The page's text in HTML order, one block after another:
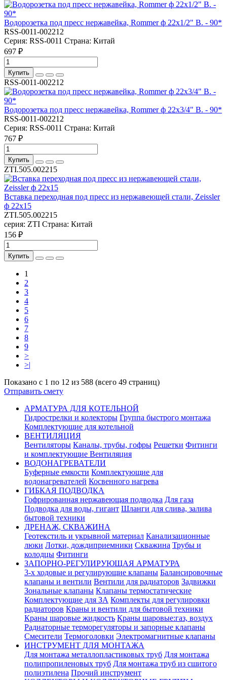
Водорозетка под пресс нержавейка, Rommer ф 22х1/2" В. - 90*
RSS-0011-002212
Серия: RSS-0011 Страна: Китай
697 ₽
Купить
RSS-0011-002212
Водорозетка под пресс нержавейка, Rommer ф 22х3/4" В. - 90*
RSS-0011-002212
Серия: RSS-0011 Страна: Китай
767 ₽
Купить
ZTI.505.002215
Вставка переходная под пресс из нержавеющей стали, Zeissler
ф 22х15
ZTI.505.002215
серия: ZTI Страна: Китай
156 ₽
Купить
1
2
3
4
5
6
7
8
9
>
>|
Показано с 1 по 12 из 588 (всего 49 страниц)
Отправить смету
АРМАТУРА ДЛЯ КОТЕЛЬНОЙ
Гидрострелки и колекторы Группа быстрого монтажа
Комплектующие для котельной
ВЕНТИЛЯЦИЯ
Вентиляторы Каналы, трубы, гофры Решетки Фитинги
и комплектующие Вентиляция
ВОДОНАГРЕВАТЕЛИ
Буферные емкости Комплектующие для
водонагревателей Косвенного нагрева
ГИБКАЯ ПОДВОДКА
Гофрированная нержавеющая подводка Для газа
Подводка для воды, гигант Шланги для слива, залива
бытовой техники
ДРЕНАЖ, СКВАЖИНА
Геотекстиль и укрывной материал Канализационные
люки Лотки, дождиприемники Скважина Трубы и
колодцы Фитинги
ЗАПОРНО-РЕГУЛИРУЮЩАЯ АРМАТУРА
3-х ходовые и регулирующие клапаны Балансировочные
клапаны и вентили Вентили для радиаторов Задвижки
Зональные клапаны Клапаны термостатические
Комплектующие для ЗА Комплекты для регулировки
радиаторов Краны и вентили для бытовой техники
Краны шаровые жидкость Краны шаровые:газ, воздух
Радиаторные терморегуляторы и запорные клапаны
Смесители Термоголовки Электромагнитные клапаны
ИНСТРУМЕНТ ДЛЯ МОНТАЖА
Для монтажа металлопластиковых труб Для монтажа
полипропиленовых труб Для монтажа труб из сшитого
полиэтилена Прочий инструмент